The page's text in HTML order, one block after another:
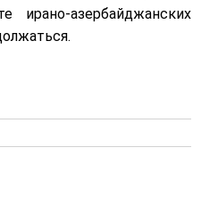
азербайджанских